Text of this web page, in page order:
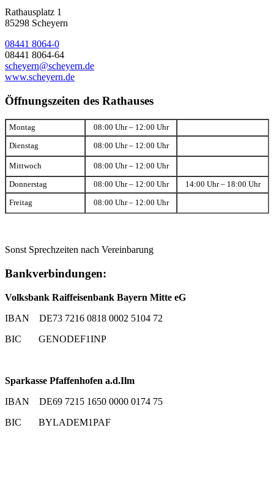
Rathausplatz 1
85298 Scheyern
08441 8064-0
08441 8064-64
scheyern@scheyern.de
www.scheyern.de
Öffnungszeiten des Rathauses
Montag 08:00 Uhr – 12:00 Uhr
Dienstag 08:00 Uhr – 12:00 Uhr
Mittwoch 08:00 Uhr – 12:00 Uhr
Donnerstag 08:00 Uhr – 12:00 Uhr 14:00 Uhr – 18:00 Uhr
Freitag 08:00 Uhr – 12:00 Uhr
Sonst Sprechzeiten nach Vereinbarung
Bankverbindungen:
Volksbank Raiffeisenbank Bayern Mitte eG
IBAN DE73 7216 0818 0002 5104 72
BIC GENODEF1INP
Sparkasse Pfaffenhofen a.d.Ilm
IBAN DE69 7215 1650 0000 0174 75
BIC BYLADEM1PAF